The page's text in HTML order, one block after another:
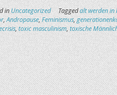
inUncategorized Taggedalt werden in
,Andropause,Feminismus,
,toxic masculinism,toxische